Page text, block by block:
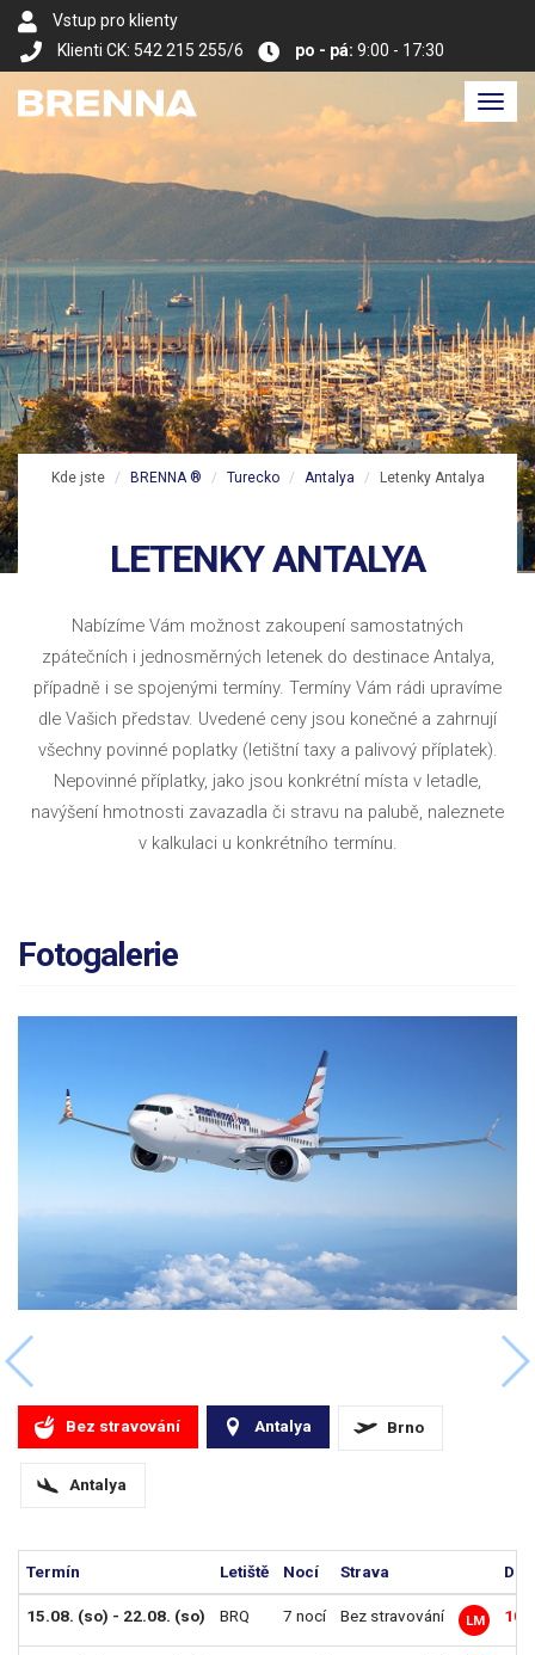
Vstup pro klienty
Klienti CK: 542 215 255/6
po - pá: 9:00 - 17:30
Kde jste BRENNA ® Turecko Antalya Letenky Antalya
LETENKY ANTALYA
Nabízíme Vám možnost zakoupení samostatných
zpátečních i jednosměrných letenek do destinace Antalya,
případně i se spojenými termíny. Termíny Vám rádi upravíme
dle Vašich představ. Uvedené ceny jsou konečné a zahrnují
všechny povinné poplatky (letištní taxy a palivový příplatek).
Nepovinné příplatky, jako jsou konkrétní místa v letadle,
navýšení hmotnosti zavazadla či stravu na palubě, naleznete
v kalkulaci u konkrétního termínu.
Fotogalerie
Bez stravování Antalya Brno
Antalya
Termín Letiště Nocí Strava
15.08. (so) - 22.08. (so) BRQ 7 nocí Bez stravování LM 10